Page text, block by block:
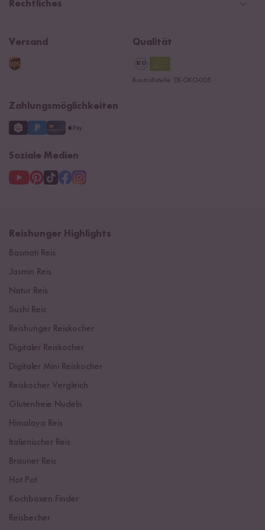
Rezepte
Kontaktformular
Presse
Navacopah
Reishunger Gutscheine
B2B
Rechtliches
Datenschutzerklärung
Versand Qualität
Kontrollstelle: DE-ÖKO-005
Zahlungsmöglichkeiten
Soziale Medien
Reishunger Highlights
Basmati Reis
Jasmin Reis
Natur Reis
Sushi Reis
Reishunger Reiskocher
Digitaler Reiskocher
Digitaler Mini Reiskocher
Reiskocher Vergleich
Glutenfreie Nudeln
Himalaya Reis
Italienischer Reis
Brauner Reis
Hot Pot
Kochboxen Finder
Reisbecher